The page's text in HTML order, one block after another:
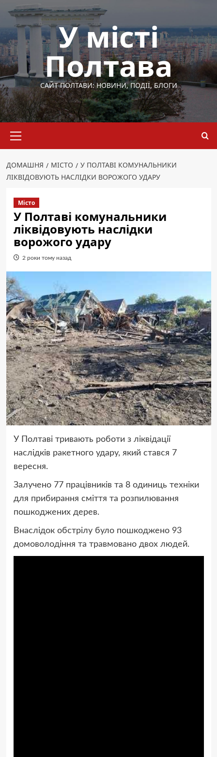
Перейти
вмісту
У місті
Полтава
САЙТ ПОЛТАВИ: НОВИНИ, ПОДІЇ, БЛОГИ
меню
ДОМАШНЯ МІСТО
У ПОЛТАВІ КОМУНАЛЬНИКИ
ЛІКВІДОВУЮТЬ НАСЛІДКИ ВОРОЖОГО УДАРУ
Місто
У Полтаві комунальники
ліквідовують наслідки
ворожого удару
2 роки тому назад
У Полтаві тривають роботи з ліквідації
наслідків ракетного удару, який стався 7
вересня.
Залучено 77 працівників та 8 одиниць техніки
для прибирання сміття та розпилювання
пошкоджених дерев.
Внаслідок обстрілу було пошкоджено 93
домоволодіння та травмовано двох людей.